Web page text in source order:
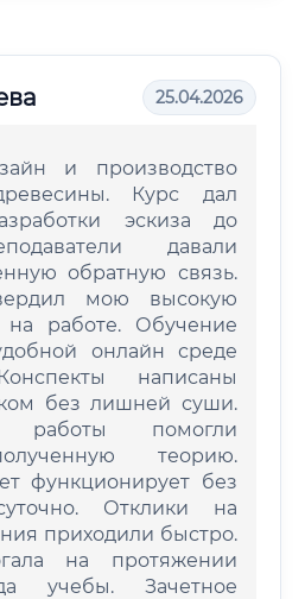
25.04.2026
и производство
Курс дал
эскиза до
давали
обратную связь.
мою высокую
на работе. Обучение
онлайн среде
написаны
без лишней суши.
работы помогли
теорию.
функционирует без
Отклики на
приходили быстро.
на протяжении
учебы. Зачетное